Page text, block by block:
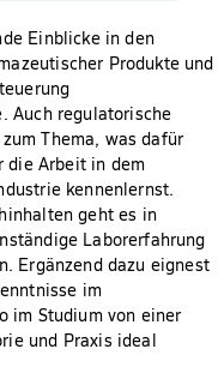
Einblicke in den
Produkte und
Auch regulatorische
Thema, was dafür
die Arbeit in dem
kennenlernst.
geht es in
Laborerfahrung
Ergänzend dazu eignest
im
im Studium von einer
und Praxis ideal